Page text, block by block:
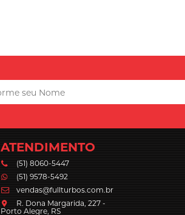
ATENDIMENTO
(51) 8060-5447
(51) 9578-5492
vendas@fullturbos.com.br
R. Dona Margarida, 227 -
Porto Alegre, RS